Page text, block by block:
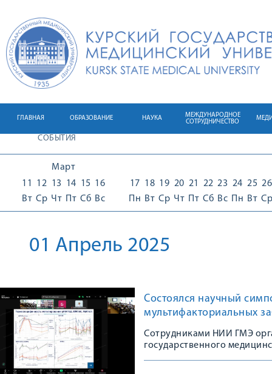
ГЛАВНАЯ ОБРАЗОВАНИЕ НАУКА
МЕЖДУНАРОДНОЕ
СОТРУДНИЧЕСТВО
СОБЫТИЯ
Март
11
Вт
12
Ср
13
Чт
14
Пт
15
Сб
16
Вс
17
Пн
18
Вт
19
Ср
20
Чт
21
Пт
22
Сб
23
Вс
24
Пн
25
Вт
26
Ср
01 Апрель 2025
Состоялся научный
мультифакториальных
Сотрудниками НИИ ГМЭ
государственного